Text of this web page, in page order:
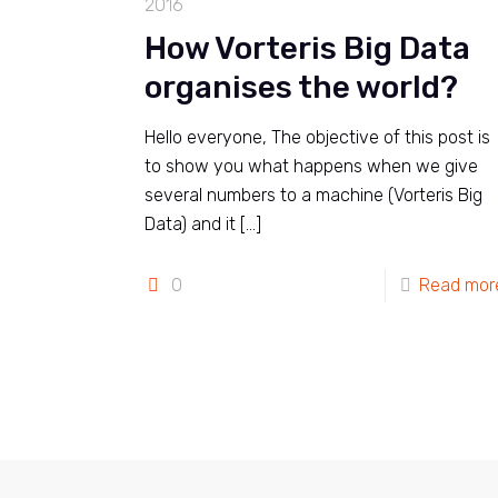
2016
How Vorteris Big Data
organises the world?
Hello everyone, The objective of this post is
to show you what happens when we give
several numbers to a machine (Vorteris Big
Data) and it […]
0 Read